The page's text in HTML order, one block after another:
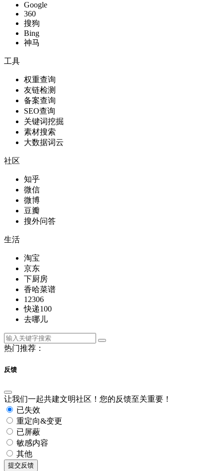
Google
360
搜狗
Bing
神马
工具
权重查询
友链检测
备案查询
SEO查询
关键词挖掘
素材搜索
大数据词云
社区
知乎
微信
微博
豆瓣
搜外问答
生活
淘宝
京东
下厨房
香哈菜谱
12306
快递100
去哪儿
热门推荐：
反馈
让我们一起共建文明社区！您的反馈至关重要！
已失效
重定向&变更
已屏蔽
敏感内容
其他
提交反馈